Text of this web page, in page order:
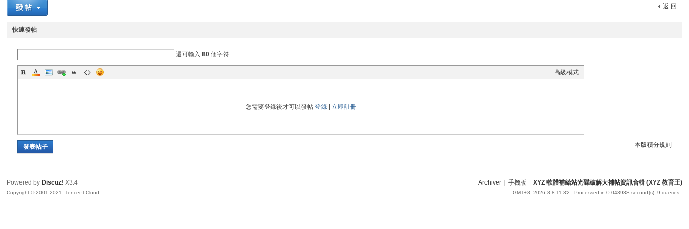
Z
返 回
快速發帖
還可輸入80 個字符
高級模式
您需要登錄後才可以發帖 登錄| 立即註冊
本版積分規則
發表帖子
Archiver 手機版 XYZ 軟體補給站光碟破解大補帖資訊合輯 (XYZ 教育王)
GMT+8, 2026-8-8 11:32 , Processed in 0.043938 second(s), 9 queries .
Powered by Discuz! X3.4
Copyright © 2001-2021, Tencent Cloud.